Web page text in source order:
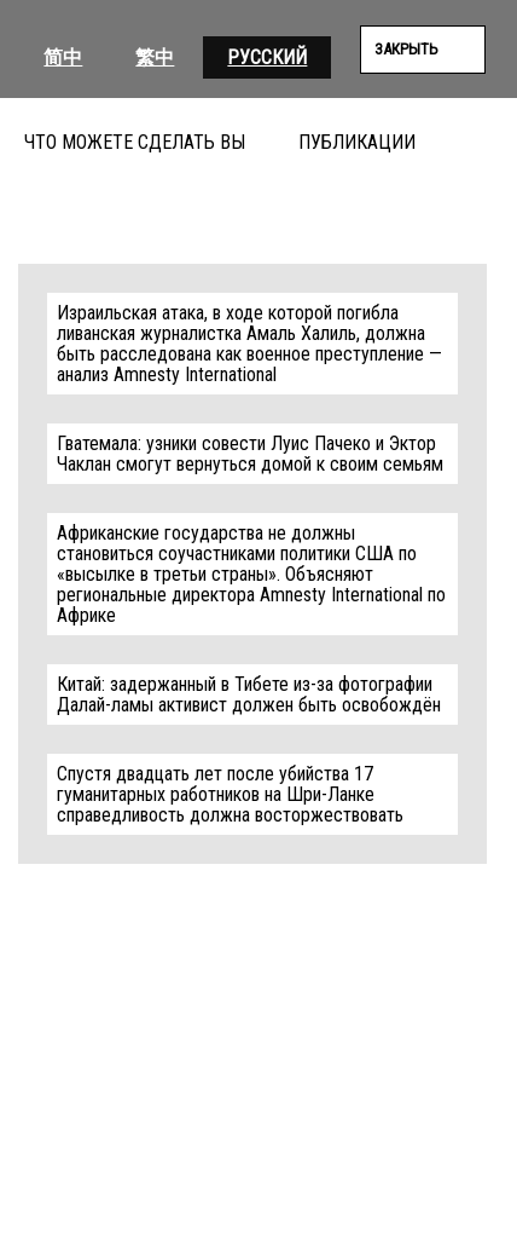
简中 繁中 РУССКИЙ ЗАКРЫТЬ
ЧТО МОЖЕТЕ СДЕЛАТЬ ВЫ ПУБЛИКАЦИИ
Израильская атака, в ходе которой погибла
ливанская журналистка Амаль Халиль, должна
быть расследована как военное преступление —
анализ Amnesty International
Гватемала: узники совести Луис Пачеко и Эктор
Чаклан смогут вернуться домой к своим семьям
Африканские государства не должны
становиться соучастниками политики США по
«высылке в третьи страны». Объясняют
региональные директора Amnesty International по
Африке
Китай: задержанный в Тибете из-за фотографии
Далай-ламы активист должен быть освобождён
Спустя двадцать лет после убийства 17
гуманитарных работников на Шри-Ланке
справедливость должна восторжествовать